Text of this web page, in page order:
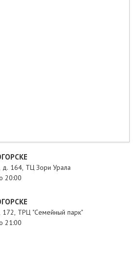
д. 164, ТЦ Зори Урала
20:00
172, ТРЦ "Семейный парк"
21:00